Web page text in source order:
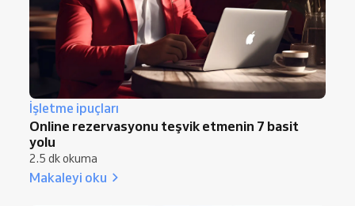
İşletme ipuçları
Online rezervasyonu teşvik etmenin 7 basit
yolu
2.5 dk okuma
Makaleyi oku